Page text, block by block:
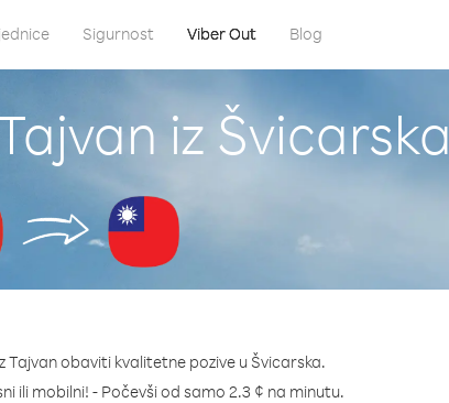
Sigurnost Viber Out Blog
iz Švicarska
Tajvan obaviti kvalitetne pozive u Švicarska.
ili mobilni! - Počevši od samo 2.3 ¢ na minutu.